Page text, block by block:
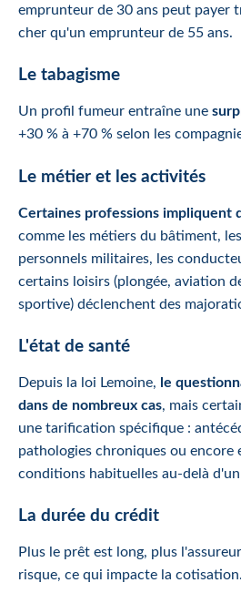
emprunteur de 30 ans peut payer
cher qu'un emprunteur de 55 ans.
Le tabagisme
Un profil fumeur entraîne une
+30 % à +70 % selon les
Le métier et les activités
Certaines professions impliquent
comme les métiers du bâtiment,
personnels militaires, les
certains loisirs (plongée, aviation
sportive) déclenchent des
L'état de santé
Depuis la loi Lemoine, le
dans de nombreux cas, mais
une tarification spécifique :
pathologies chroniques ou encore
conditions habituelles au-delà
La durée du crédit
Plus le prêt est long, plus
risque, ce qui impacte la cotisation.